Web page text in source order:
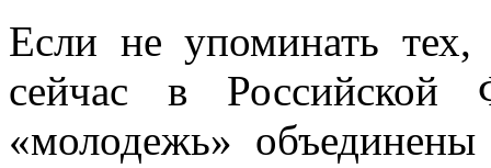
Если не упоминать
сейчас в Российской
«молодежь»